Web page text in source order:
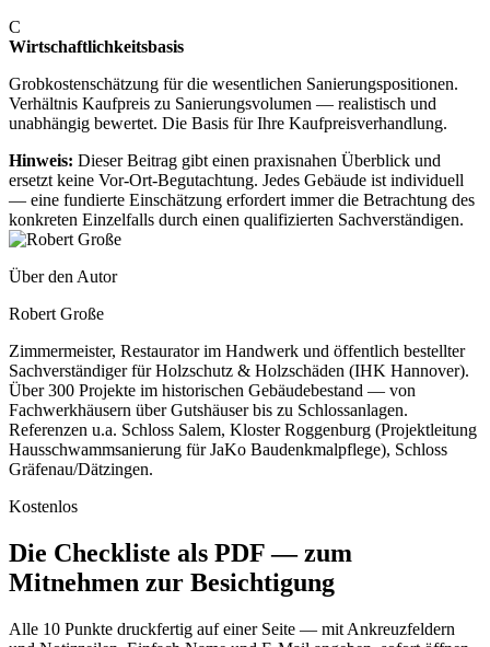
C
Wirtschaftlichkeitsbasis
Grobkostenschätzung für die wesentlichen Sanierungspositionen.
Verhältnis Kaufpreis zu Sanierungsvolumen — realistisch und
unabhängig bewertet. Die Basis für Ihre Kaufpreisverhandlung.
Hinweis: Dieser Beitrag gibt einen praxisnahen Überblick und
ersetzt keine Vor-Ort-Begutachtung. Jedes Gebäude ist individuell
— eine fundierte Einschätzung erfordert immer die Betrachtung des
konkreten Einzelfalls durch einen qualifizierten Sachverständigen.
Über den Autor
Robert Große
Zimmermeister, Restaurator im Handwerk und öffentlich bestellter
Sachverständiger für Holzschutz & Holzschäden (IHK Hannover).
Über 300 Projekte im historischen Gebäudebestand — von
Fachwerkhäusern über Gutshäuser bis zu Schlossanlagen.
Referenzen u.a. Schloss Salem, Kloster Roggenburg (Projektleitung
Hausschwammsanierung für JaKo Baudenkmalpflege), Schloss
Gräfenau/Dätzingen.
Kostenlos
Die Checkliste als PDF — zum
Mitnehmen zur Besichtigung
Alle 10 Punkte druckfertig auf einer Seite — mit Ankreuzfeldern